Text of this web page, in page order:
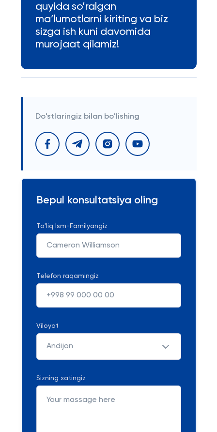
quyida so’ralgan
ma’lumotlarni kiriting va biz
sizga ish kuni davomida
murojaat qilamiz!
Do'stlaringiz bilan bo'lishing
Bepul konsultatsiya oling
To'liq Ism-Familyangiz
Telefon raqamingiz
Viloyat
Andijon
Sizning xatingiz